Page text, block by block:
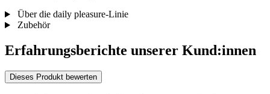
Über die daily pleasure-Linie
Zubehör
Erfahrungsberichte unserer Kund:innen
Dieses Produkt bewerten